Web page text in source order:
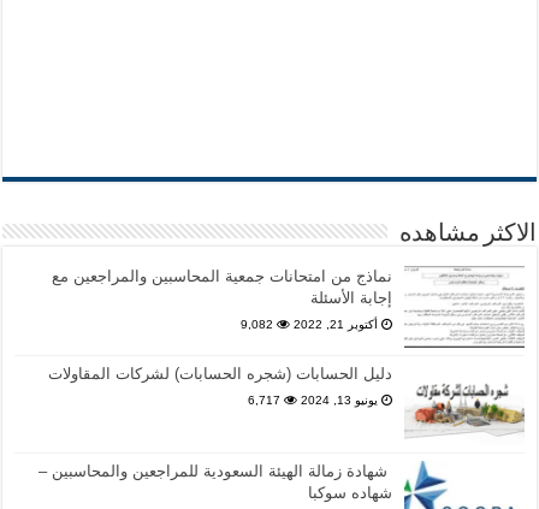
الاكثر مشاهده
نماذج من امتحانات جمعية المحاسبين والمراجعين مع
إجابة الأسئلة
أكتوبر 21, 2022 9,082
دليل الحسابات (شجره الحسابات) لشركات المقاولات
يونيو 13, 2024 6,717
شهادة زمالة الهيئة السعودية للمراجعين والمحاسبين –
شهاده سوكبا